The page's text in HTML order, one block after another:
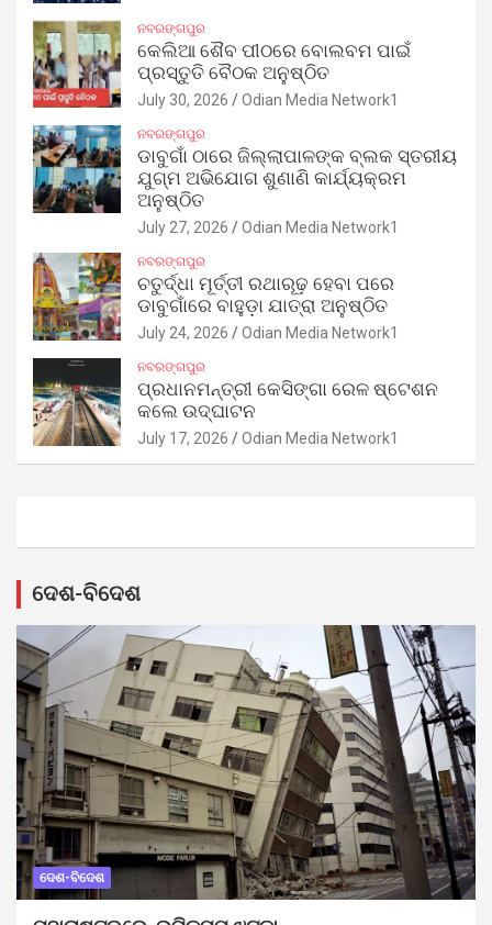
ନବରଙ୍ଗପୁର
କେଲିଆ ଶୈବ ପୀଠରେ ବୋଲବମ ପାଇଁ
ପ୍ରସ୍ତୁତି ବୈଠକ ଅନୁଷ୍ଠିତ
July 30, 2026 Odian Media Network1
ନବରଙ୍ଗପୁର
ଡାବୁଗାଁ ଠାରେ ଜିଲ୍ଲାପାଳଙ୍କ ବ୍ଲକ ସ୍ତରୀୟ
ଯୁଗ୍ମ ଅଭିଯୋଗ ଶୁଣାଣି କାର୍ଯ୍ୟକ୍ରମ
ଅନୁଷ୍ଠିତ
July 27, 2026 Odian Media Network1
ନବରଙ୍ଗପୁର
ଚତୁର୍ଦ୍ଧା ମୂର୍ତ୍ତୀ ରଥାରୂଢ଼ ହେବା ପରେ
ଡାବୁଗାଁରେ ବାହୁଡ଼ା ଯାତ୍ରା ଅନୁଷ୍ଠିତ
July 24, 2026 Odian Media Network1
ନବରଙ୍ଗପୁର
ପ୍ରଧାନମନ୍ତ୍ରୀ କେସିଙ୍ଗା ରେଳ ଷ୍ଟେଶନ
କଲେ ଉଦ୍‌ଘାଟନ
July 17, 2026 Odian Media Network1
ଦେଶ-ବିଦେଶ
ଦେଶ-ବିଦେଶ